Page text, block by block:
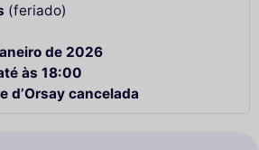
(feriado)
de 2026
às 18:00
d’Orsay cancelada